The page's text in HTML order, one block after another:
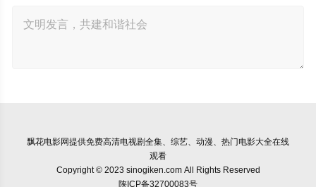
飘花电影网提供免费高清电视剧全集、综艺、动漫、热门电影大全在线
观看
Copyright © 2023 sinogiken.com All Rights Reserved
陕ICP备32700083号